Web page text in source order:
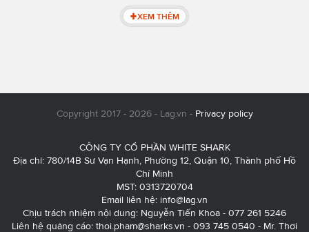
XEM THÊM
Copyright 2017 - 2026 - Lag.vn - Privacy policy
CÔNG TY CỔ PHẦN WHITE SHARK
Địa chỉ: 780/14B Sư Vạn Hạnh, Phường 12, Quận 10, Thành phố Hồ
Chí Minh
MST: 0313720704
Email liên hệ: info@lag.vn
Chịu trách nhiệm nội dung: Nguyễn Tiến Khoa - 077 261 5246
Liên hệ quảng cáo: thoi.pham@sharks.vn - 093 745 0540 - Mr. Thơi